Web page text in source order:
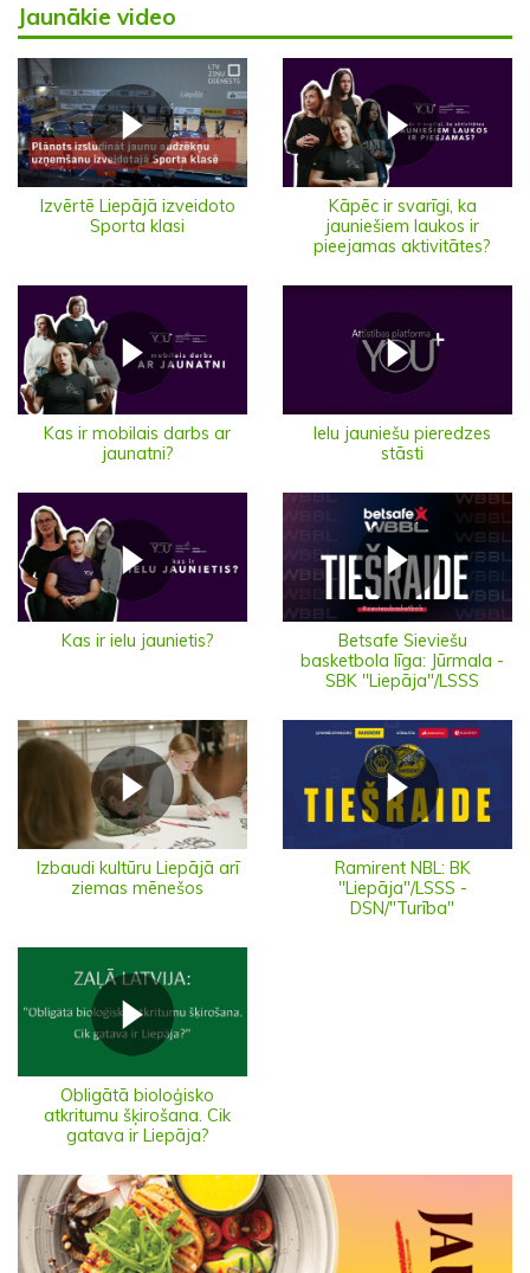
Jaunākie video
Izvērtē Liepājā izveidoto
Sporta klasi
Kāpēc ir svarīgi, ka
jauniešiem laukos ir
pieejamas aktivitātes?
Kas ir mobilais darbs ar
jaunatni?
Ielu jauniešu pieredzes
stāsti
Kas ir ielu jaunietis?
Betsafe Sieviešu
basketbola līga: Jūrmala -
SBK "Liepāja"/LSSS
Izbaudi kultūru Liepājā arī
ziemas mēnešos
Ramirent NBL: BK
"Liepāja"/LSSS -
DSN/"Turība"
Obligātā bioloģisko
atkritumu šķirošana. Cik
gatava ir Liepāja?